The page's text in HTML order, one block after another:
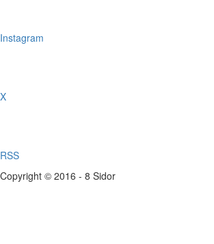
Instagram
X
RSS
Copyright © 2016 - 8 Sidor